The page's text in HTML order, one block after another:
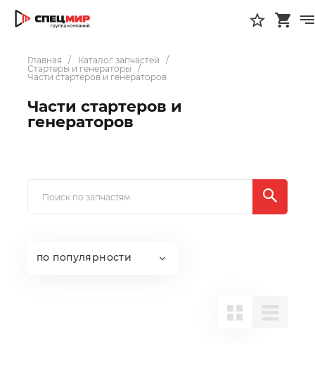
Главная
Каталог запчастей
Стартеры и генераторы
Части стартеров и генераторов
Части стартеров и
генераторов
по популярности